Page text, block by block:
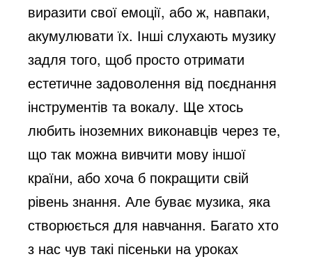
виразити свої емоції, або ж, навпаки,
акумулювати їх. Інші слухають музику
задля того, щоб просто отримати
естетичне задоволення від поєднання
інструментів та вокалу. Ще хтось
любить іноземних виконавців через те,
що так можна вивчити мову іншої
країни, або хоча б покращити свій
рівень знання. Але буває музика, яка
створюється для навчання. Багато хто
з нас чув такі пісеньки на уроках